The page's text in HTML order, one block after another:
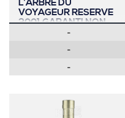
L’ARBRE DU
VOYAGEUR RESERVE
2001 GARANTI NON
FILTRE RHUM
-
-
-